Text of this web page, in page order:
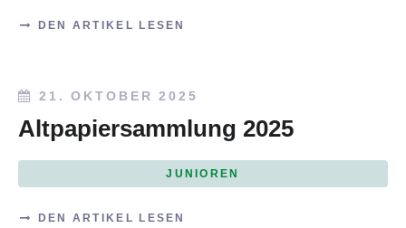
DEN ARTIKEL LESEN
21. OKTOBER 2025
Altpapiersammlung 2025
JUNIOREN
DEN ARTIKEL LESEN